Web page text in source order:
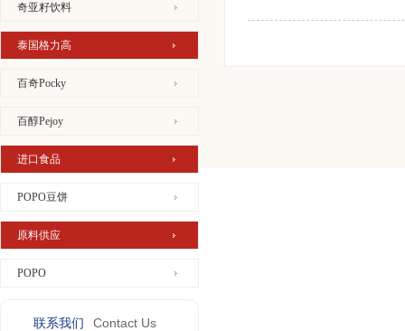
奇亚籽饮料
泰国格力高
百奇Pocky
百醇Pejoy
进口食品
POPO豆饼
原料供应
POPO
联系我们 Contact Us